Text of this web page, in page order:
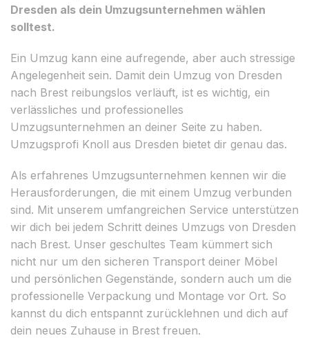
Dresden als dein Umzugsunternehmen wählen
solltest.
Ein Umzug kann eine aufregende, aber auch stressige
Angelegenheit sein. Damit dein Umzug von Dresden
nach Brest reibungslos verläuft, ist es wichtig, ein
verlässliches und professionelles
Umzugsunternehmen an deiner Seite zu haben.
Umzugsprofi Knoll aus Dresden bietet dir genau das.
Als erfahrenes Umzugsunternehmen kennen wir die
Herausforderungen, die mit einem Umzug verbunden
sind. Mit unserem umfangreichen Service unterstützen
wir dich bei jedem Schritt deines Umzugs von Dresden
nach Brest. Unser geschultes Team kümmert sich
nicht nur um den sicheren Transport deiner Möbel
und persönlichen Gegenstände, sondern auch um die
professionelle Verpackung und Montage vor Ort. So
kannst du dich entspannt zurücklehnen und dich auf
dein neues Zuhause in Brest freuen.